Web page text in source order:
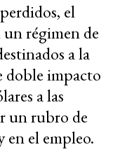
el
régimen de
a la
doble impacto
a las
un rubro de
el empleo.